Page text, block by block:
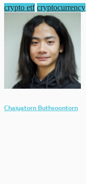
crypto etf cryptocurrency
Chaiyatorn Buthsoontorn